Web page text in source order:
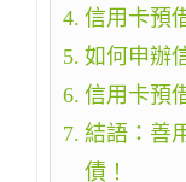
信用卡預
如何申辦
信用卡預
結語：善
債！